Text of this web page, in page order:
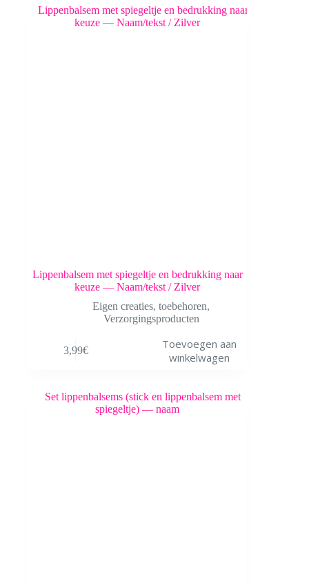
Lippenbalsem met spiegeltje en bedrukking naar
keuze — Naam/tekst / Zilver
Eigen creaties,toebehoren,
Verzorgingsproducten
3,99€
Toevoegen aan
winkelwagen